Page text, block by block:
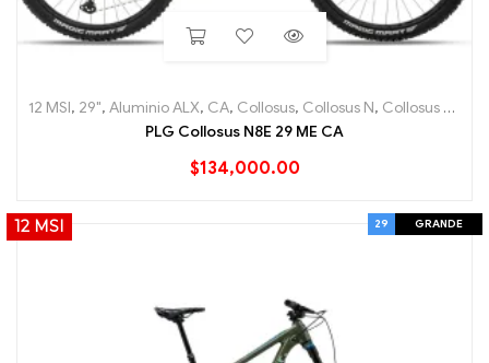
12 MSI, 29", Aluminio ALX, CA, Collosus, Collosus N, Collosus N8E
PLG Collosus N8E 29 ME CA
$134,000.00
12 MSI 29 GRANDE